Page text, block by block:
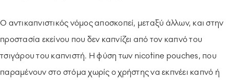
Ο αντικαπνιστικός νόμος αποσκοπεί, μεταξύ άλλων, και στην
προστασία εκείνου που δεν καπνίζει από τον καπνό του
τσιγάρου του καπνιστή. Η φύση των nicotine pouches, που
παραμένουν στο στόμα χωρίς ο χρήστης να εκπνέει καπνό ή